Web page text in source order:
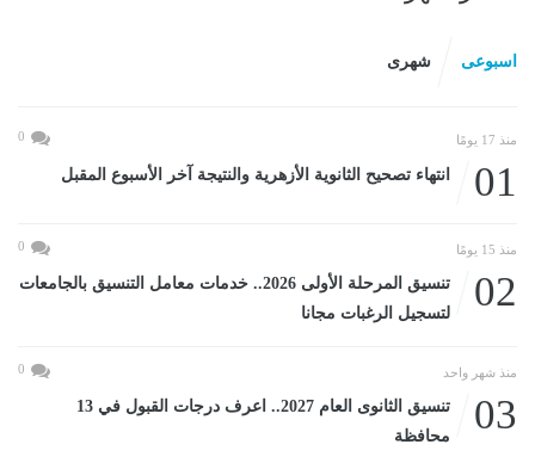
اسبوعى شهرى
منذ 17 يومًا 0
01 انتهاء تصحيح الثانوية الأزهرية والنتيجة آخر الأسبوع المقبل
منذ 15 يومًا 0
02
تنسيق المرحلة الأولى 2026.. خدمات معامل التنسيق بالجامعات
لتسجيل الرغبات مجانا
منذ شهر واحد 0
03
تنسيق الثانوى العام 2027.. اعرف درجات القبول في 13
محافظة